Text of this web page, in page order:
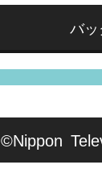
バッ
©Nippon